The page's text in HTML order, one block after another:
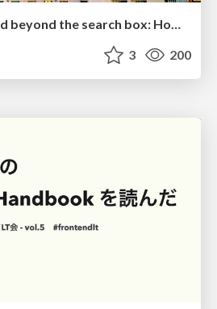
Beyond borders and beyond the search box: How to win the global "messy middle" with AI-driven SEO
3 200